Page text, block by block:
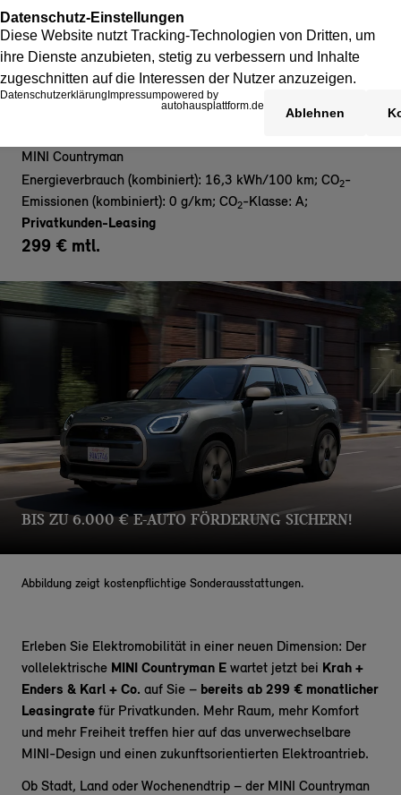
MINI Countryman
Energieverbrauch (kombiniert): 16,3 kWh/100 km; CO2-
Emissionen (kombiniert): 0 g/km; CO2-Klasse: A;
Privatkunden-Leasing
299 € mtl.
BIS ZU 6.000 € E-AUTO FÖRDERUNG SICHERN!
Abbildung zeigt kostenpflichtige Sonderausstattungen.
Erleben Sie Elektromobilität in einer neuen Dimension: Der
vollelektrische MINI Countryman E wartet jetzt bei Krah +
Enders & Karl + Co. auf Sie – bereits ab 299 € monatlicher
Leasingrate für Privatkunden. Mehr Raum, mehr Komfort
und mehr Freiheit treffen hier auf das unverwechselbare
MINI-Design und einen zukunftsorientierten Elektroantrieb.
Ob Stadt, Land oder Wochenendtrip – der MINI Countryman